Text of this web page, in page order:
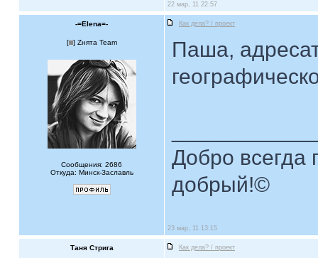
22 мар, 11 22:57
-=Elena=- Как дела? / проект
[ ] Zнята Team
Сообщения: 2686
Откуда: Минск-Заславль
Паша,
Добро всегда
добрый!©
23 мар, 11 13:15
Таня Стрига Как дела? / проект